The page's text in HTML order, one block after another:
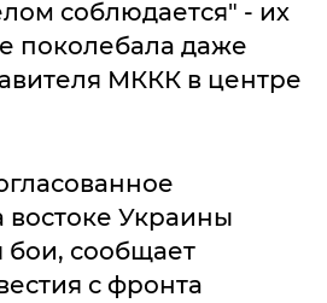
соблюдается" - их
поколебала даже
МККК в центре
Украины
сообщает
с фронта